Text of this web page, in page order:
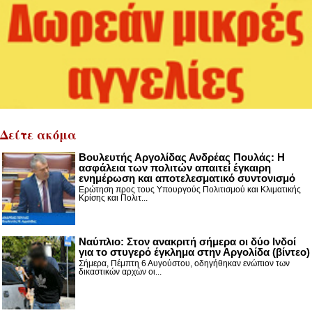
Δείτε ακόμα
Βουλευτής Αργολίδας Ανδρέας Πουλάς: Η
ασφάλεια των πολιτών απαιτεί έγκαιρη
ενημέρωση και αποτελεσματικό συντονισμό
Ερώτηση προς τους Υπουργούς Πολιτισμού και Κλιματικής
Κρίσης και Πολιτ...
Nαύπλιο: Στον ανακριτή σήμερα οι δύο Ινδοί
για το στυγερό έγκλημα στην Αργολίδα (βίντεο)
Σήμερα, Πέμπτη 6 Αυγούστου, οδηγήθηκαν ενώπιον των
δικαστικών αρχών οι...